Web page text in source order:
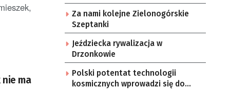
ma
Za nami kolejne Zielonogórskie
Szeptanki
Jeździecka rywalizacja w
Drzonkowie
Polski potentat technologii
kosmicznych wprowadzi się do